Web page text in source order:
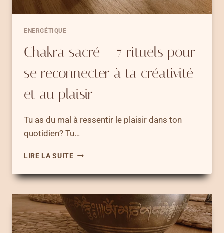
ENERGÉTIQUE
Chakra sacré – 7 rituels pour
se reconnecter à ta créativité
et au plaisir
Tu as du mal à ressentir le plaisir dans ton
quotidien? Tu…
LIRE LA SUITECHAKRA
–
RITUELS
POUR
SE
RECONNECTER